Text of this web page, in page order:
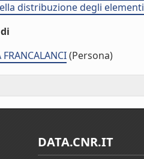
distribuzione degli
FRANCALANCI(Persona)
DATA.CNR.IT